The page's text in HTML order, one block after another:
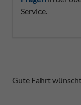
Service.
Gute Fahrt